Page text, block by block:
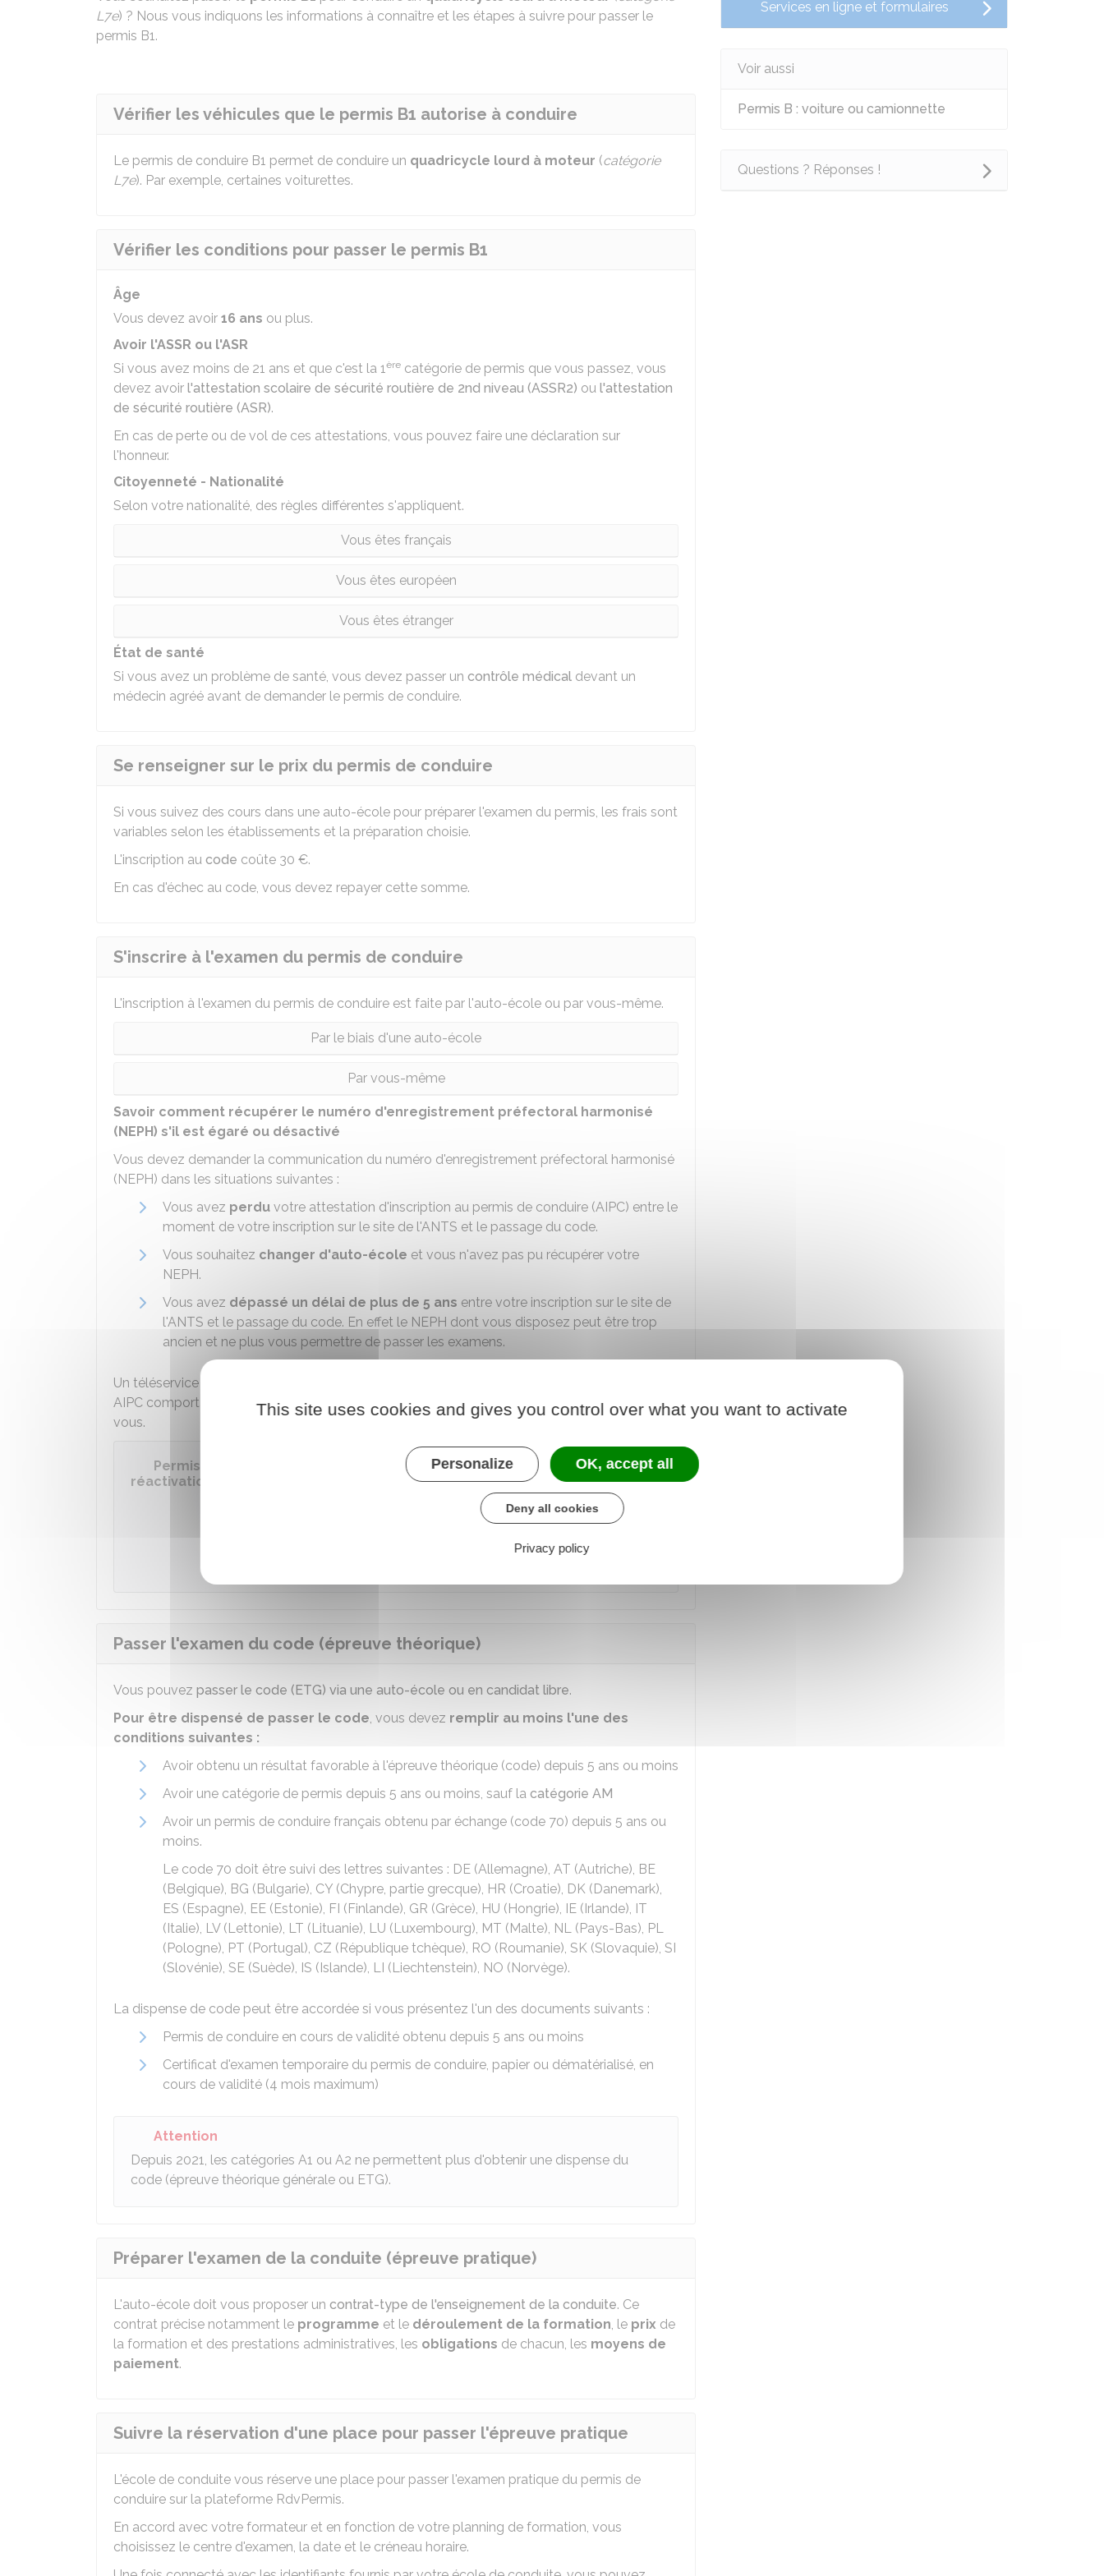
L7e) ? Nous vous indiquons les informations à connaître et les étapes à suivre pour passer le
permis B1.
Vérifier les véhicules que le permis B1 autorise à conduire
Le permis de conduire B1 permet de conduire un quadricycle lourd à moteur (catégorie
L7e). Par exemple, certaines voiturettes.
Vérifier les conditions pour passer le permis B1
Âge
Vous devez avoir 16 ans ou plus.
Avoir l'ASSR ou l'ASR
Si vous avez moins de 21 ans et que c'est la 1ère catégorie de permis que vous passez, vous
devez avoir l'attestation scolaire de sécurité routière de 2nd niveau (ASSR2) ou l'attestation
de sécurité routière (ASR).
En cas de perte ou de vol de ces attestations, vous pouvez faire une déclaration sur
l'honneur.
Citoyenneté - Nationalité
Selon votre nationalité, des règles différentes s'appliquent.
Vous êtes français
Vous êtes européen
Vous êtes étranger
État de santé
Si vous avez un problème de santé, vous devez passer un contrôle médical devant un
médecin agréé avant de demander le permis de conduire.
Se renseigner sur le prix du permis de conduire
Si vous suivez des cours dans une auto-école pour préparer l'examen du permis, les frais sont
variables selon les établissements et la préparation choisie.
L'inscription au code coûte 30 €.
En cas d'échec au code, vous devez repayer cette somme.
S'inscrire à l'examen du permis de conduire
L'inscription à l'examen du permis de conduire est faite par l'auto-école ou par vous-même.
Par le biais d'une auto-école
Par vous-même
Savoir comment récupérer le numéro d'enregistrement préfectoral harmonisé
(NEPH) s'il est égaré ou désactivé
Vous devez demander la communication du numéro d'enregistrement préfectoral harmonisé
(NEPH) dans les situations suivantes :
Vous avez perdu votre attestation d'inscription au permis de conduire (AIPC) entre le
moment de votre inscription sur le site de l'ANTS et le passage du code.
Vous souhaitez changer d'auto-école et vous n'avez pas pu récupérer votre
NEPH.
Vous avez dépassé un délai de plus de 5 ans entre votre inscription sur le site de
l'ANTS et le passage du code. En effet le NEPH dont vous disposez peut être trop
ancien et ne plus vous permettre de passer les examens.
Un téléservice permet, après validation par le service compétent, de générer une nouvelle
AIPC comportant votre NEPH. Votre auto-école peut également réaliser la démarche pour
vous.
Permis de conduire : demander la communication d'un NEPH perdu ou la
réactivation d'un NEPH
Accéder au service en ligne
Passer l'examen du code (épreuve théorique)
Vous pouvez passer le code (ETG) via une auto-école ou en candidat libre.
Pour être dispensé de passer le code, vous devez remplir au moins l'une des
conditions suivantes :
Avoir obtenu un résultat favorable à l'épreuve théorique (code) depuis 5 ans ou moins
Avoir une catégorie de permis depuis 5 ans ou moins, sauf la catégorie AM
Avoir un permis de conduire français obtenu par échange (code 70) depuis 5 ans ou
moins.
Le code 70 doit être suivi des lettres suivantes : DE (Allemagne), AT (Autriche), BE
(Belgique), BG (Bulgarie), CY (Chypre, partie grecque), HR (Croatie), DK (Danemark),
ES (Espagne), EE (Estonie), FI (Finlande), GR (Grèce), HU (Hongrie), IE (Irlande), IT
(Italie), LV (Lettonie), LT (Lituanie), LU (Luxembourg), MT (Malte), NL (Pays-Bas), PL
(Pologne), PT (Portugal), CZ (République tchèque), RO (Roumanie), SK (Slovaquie), SI
(Slovénie), SE (Suède), IS (Islande), LI (Liechtenstein), NO (Norvège).
La dispense de code peut être accordée si vous présentez l'un des documents suivants :
Permis de conduire en cours de validité obtenu depuis 5 ans ou moins
Certificat d'examen temporaire du permis de conduire, papier ou dématérialisé, en
cours de validité (4 mois maximum)
Attention
Depuis 2021, les catégories A1 ou A2 ne permettent plus d'obtenir une dispense du
code (épreuve théorique générale ou ETG).
Préparer l'examen de la conduite (épreuve pratique)
L'auto-école doit vous proposer un contrat-type de l'enseignement de la conduite. Ce
contrat précise notamment le programme et le déroulement de la formation, le prix de
la formation et des prestations administratives, les obligations de chacun, les moyens de
paiement.
Suivre la réservation d'une place pour passer l'épreuve pratique
L'école de conduite vous réserve une place pour passer l'examen pratique du permis de
conduire sur la plateforme RdvPermis.
En accord avec votre formateur et en fonction de votre planning de formation, vous
choisissez le centre d'examen, la date et le créneau horaire.
Services en ligne et formulaires
Voir aussi
Permis B : voiture ou camionnette
Questions ? Réponses !
This site uses cookies and gives you control over what you want to activate
Personalize OK, accept all
Deny all cookies
Privacy policy